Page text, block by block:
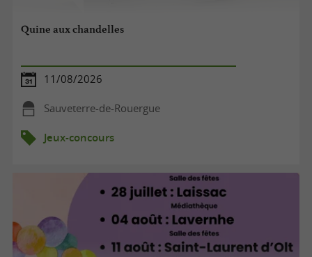
Quine aux chandelles
11/08/2026
Sauveterre-de-Rouergue
Jeux-concours